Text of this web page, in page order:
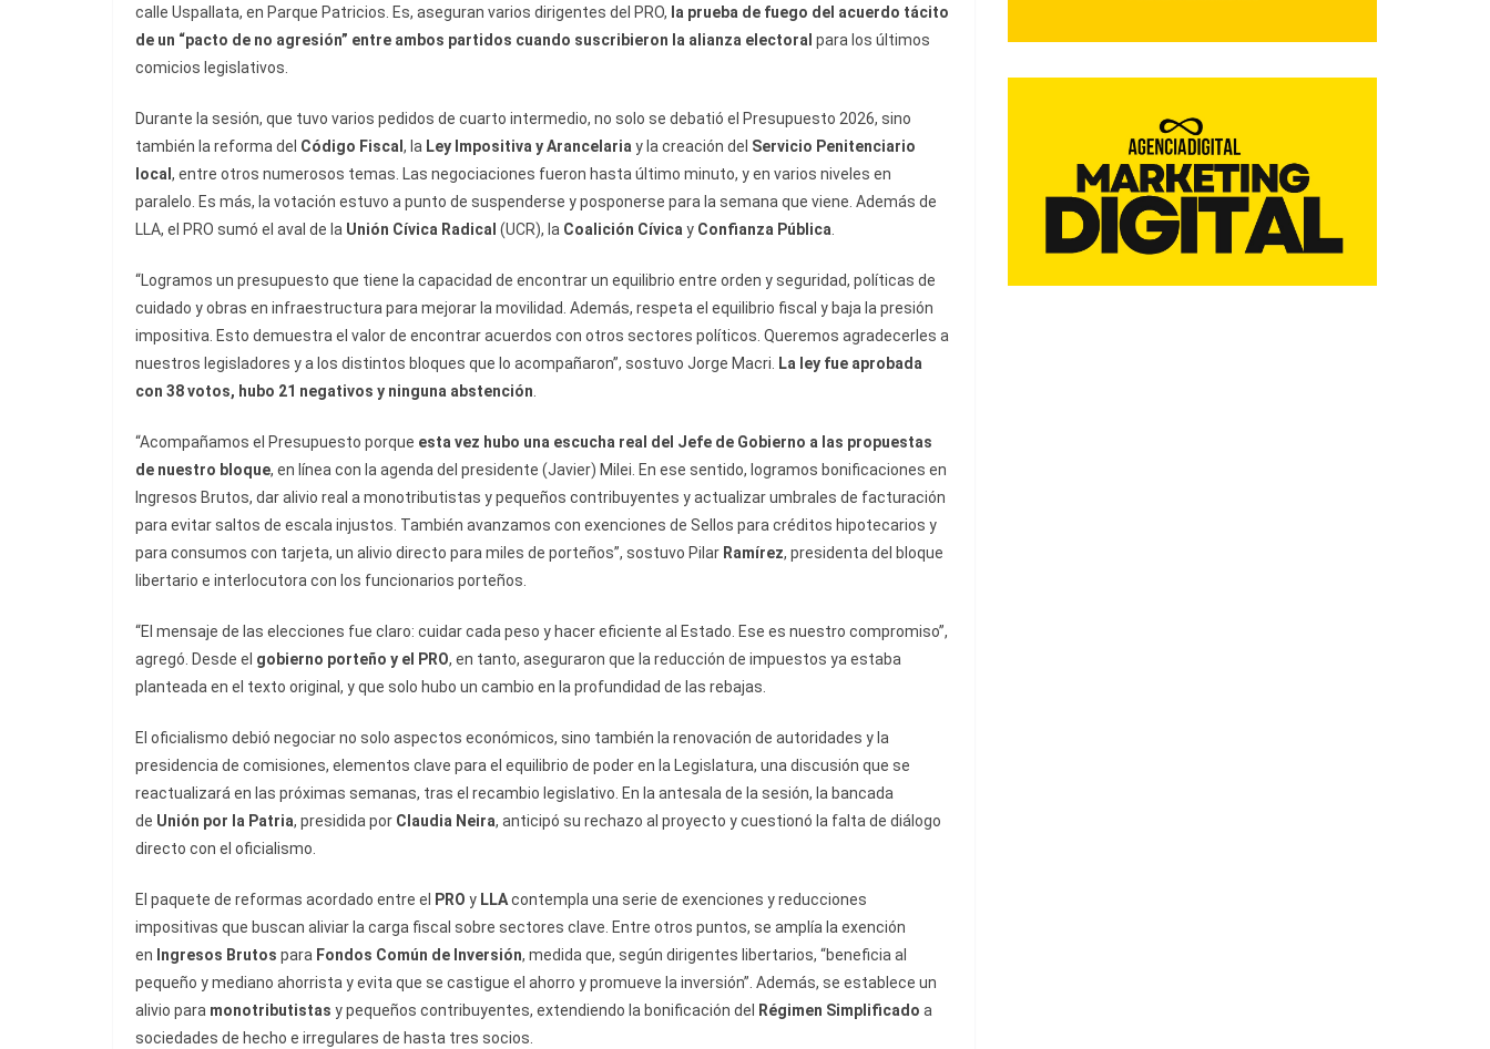
calle Uspallata, en Parque Patricios. Es, aseguran varios dirigentes del PRO, la prueba de fuego del acuerdo tácito
de un “pacto de no agresión” entre ambos partidos cuando suscribieron la alianza electoral para los últimos
comicios legislativos.
Durante la sesión, que tuvo varios pedidos de cuarto intermedio, no solo se debatió el Presupuesto 2026, sino
también la reforma del Código Fiscal , la Ley Impositiva y Arancelariay la creación del Servicio Penitenciario
local , entre otros numerosos temas. Las negociaciones fueron hasta último minuto, y en varios niveles en
paralelo. Es más, la votación estuvo a punto de suspenderse y posponerse para la semana que viene. Además de
LLA, el PRO sumó el aval de la Unión Cívica Radical (UCR), la Coalición Cívicay Confianza Pública.
“Logramos un presupuesto que tiene la capacidad de encontrar un equilibrio entre orden y seguridad, políticas de
cuidado y obras en infraestructura para mejorar la movilidad. Además, respeta el equilibrio fiscal y baja la presión
impositiva. Esto demuestra el valor de encontrar acuerdos con otros sectores políticos. Queremos agradecerles a
nuestros legisladores y a los distintos bloques que lo acompañaron”, sostuvo Jorge Macri. La ley fue aprobada
con 38 votos, hubo 21 negativos y ninguna abstención.
“Acompañamos el Presupuesto porque esta vez hubo una escucha real del Jefe de Gobierno a las propuestas
de nuestro bloque, en línea con la agenda del presidente (Javier) Milei. En ese sentido, logramos bonificaciones en
Ingresos Brutos, dar alivio real a monotributistas y pequeños contribuyentes y actualizar umbrales de facturación
para evitar saltos de escala injustos. También avanzamos con exenciones de Sellos para créditos hipotecarios y
para consumos con tarjeta, un alivio directo para miles de porteños”, sostuvo Pilar Ramírez, presidenta del bloque
libertario e interlocutora con los funcionarios porteños.
“El mensaje de las elecciones fue claro: cuidar cada peso y hacer eficiente al Estado. Ese es nuestro compromiso”,
agregó. Desde el gobierno porteño y el PRO, en tanto, aseguraron que la reducción de impuestos ya estaba
planteada en el texto original, y que solo hubo un cambio en la profundidad de las rebajas.
El oficialismo debió negociar no solo aspectos económicos, sino también la renovación de autoridades y la
presidencia de comisiones, elementos clave para el equilibrio de poder en la Legislatura, una discusión que se
reactualizará en las próximas semanas, tras el recambio legislativo. En la antesala de la sesión, la bancada
de Unión por la Patria, presidida por Claudia Neira, anticipó su rechazo al proyecto y cuestionó la falta de diálogo
directo con el oficialismo.
El paquete de reformas acordado entre el PRO y LLAcontempla una serie de exenciones y reducciones
impositivas que buscan aliviar la carga fiscal sobre sectores clave. Entre otros puntos, se amplía la exención
en Ingresos Brutos para Fondos Común de Inversión, medida que, según dirigentes libertarios, “beneficia al
pequeño y mediano ahorrista y evita que se castigue el ahorro y promueve la inversión”. Además, se establece un
alivio para monotributistas y pequeños contribuyentes, extendiendo la bonificación del Régimen Simplificado a
sociedades de hecho e irregulares de hasta tres socios.